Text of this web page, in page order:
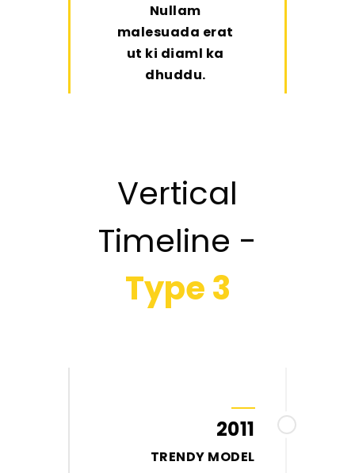
Nullam
malesuada erat
ut ki diaml ka
dhuddu.
Vertical
Timeline -
Type 3
2011
TRENDY MODEL